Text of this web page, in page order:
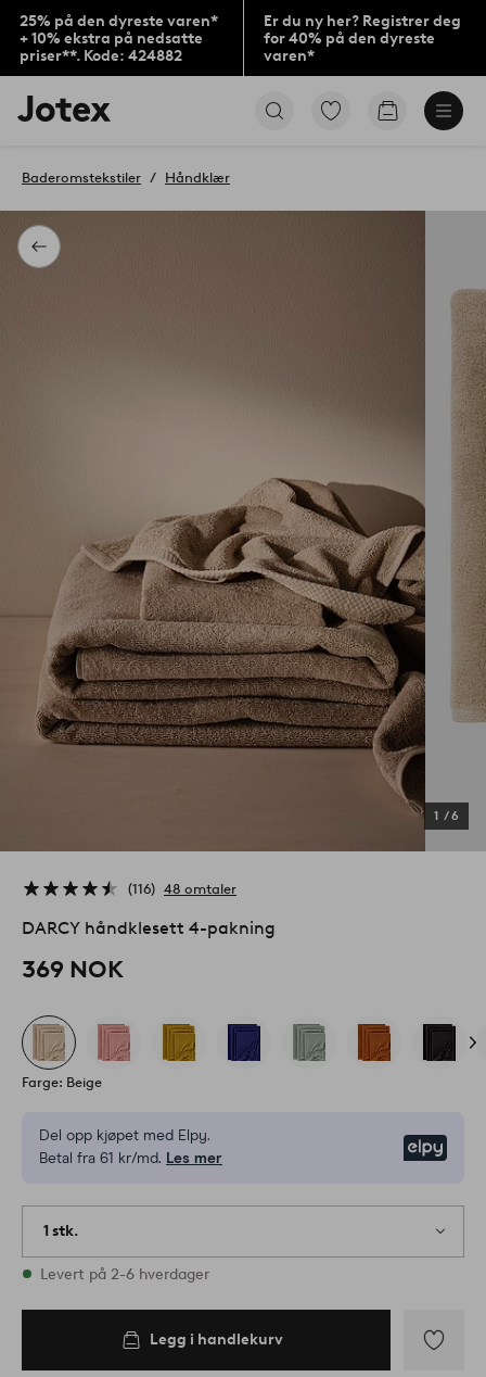
25% på den dyreste varen*
+ 10% ekstra på nedsatte
priser**. Kode: 424882
Er du ny her? Registrer deg
for 40% på den dyreste
varen*
Jotex’
logo
til
Gå
Gå
Tilbake
Baderomstekstiler Håndklær
1 /6
116 48 omtaler
DARCY håndklesett 4-pakning
369 NOK
Farge: Beige
Del opp kjøpet med Elpy.
Betal fra 61 kr/md. Les mer
1 stk.
På lager
Levert på 2-6 hverdager
Legg i handlekurv